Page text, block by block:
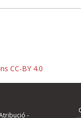
CC-BY 4.0
-